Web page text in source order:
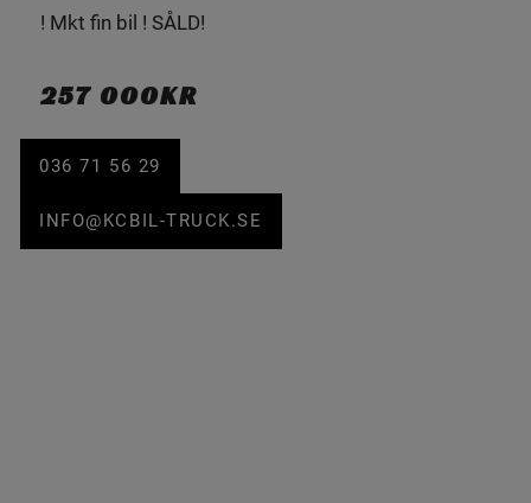
! Mkt fin bil ! SÅLD!
257 000KR
036 71 56 29
INFO@KCBIL-TRUCK.SE